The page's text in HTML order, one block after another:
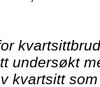
undersøkt
kvartsitt